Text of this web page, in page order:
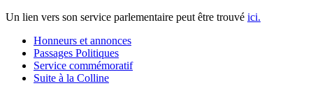
Un lien vers son service parlementaire peut être trouvé ici.
Honneurs et annonces
Passages Politiques
Service commémoratif
Suite à la Colline